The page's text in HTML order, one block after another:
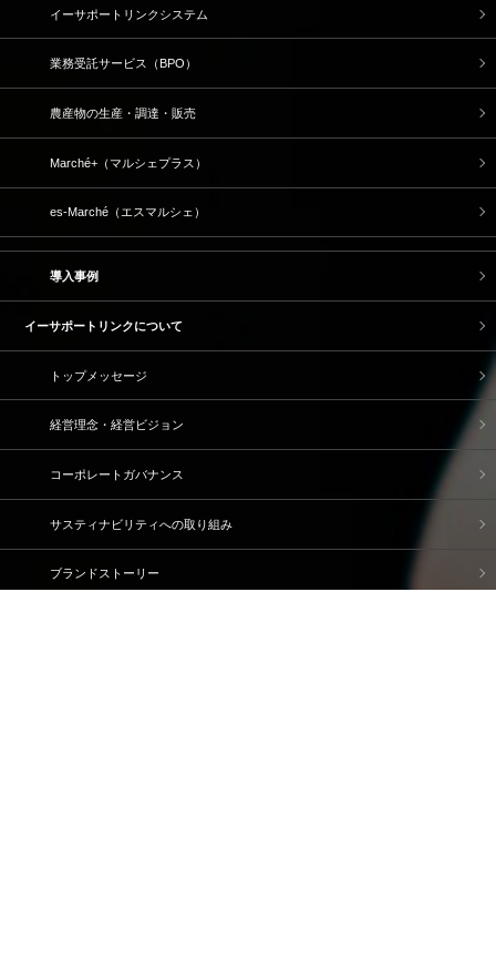
イーサポートリンクシステム
業務受託サービス（BPO）
農産物の生産・調達・販売
Marché+（マルシェプラス）
es-Marché（エスマルシェ）
導入事例
イーサポートリンクについて
トップメッセージ
経営理念・経営ビジョン
コーポレートガバナンス
サスティナビリティへの取り組み
ブランドストーリー